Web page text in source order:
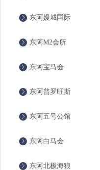
东阿嫚城国际
东阿M2会所
东阿宝马会
东阿普罗旺斯
东阿五号公馆
东阿白马会
东阿北极海狼